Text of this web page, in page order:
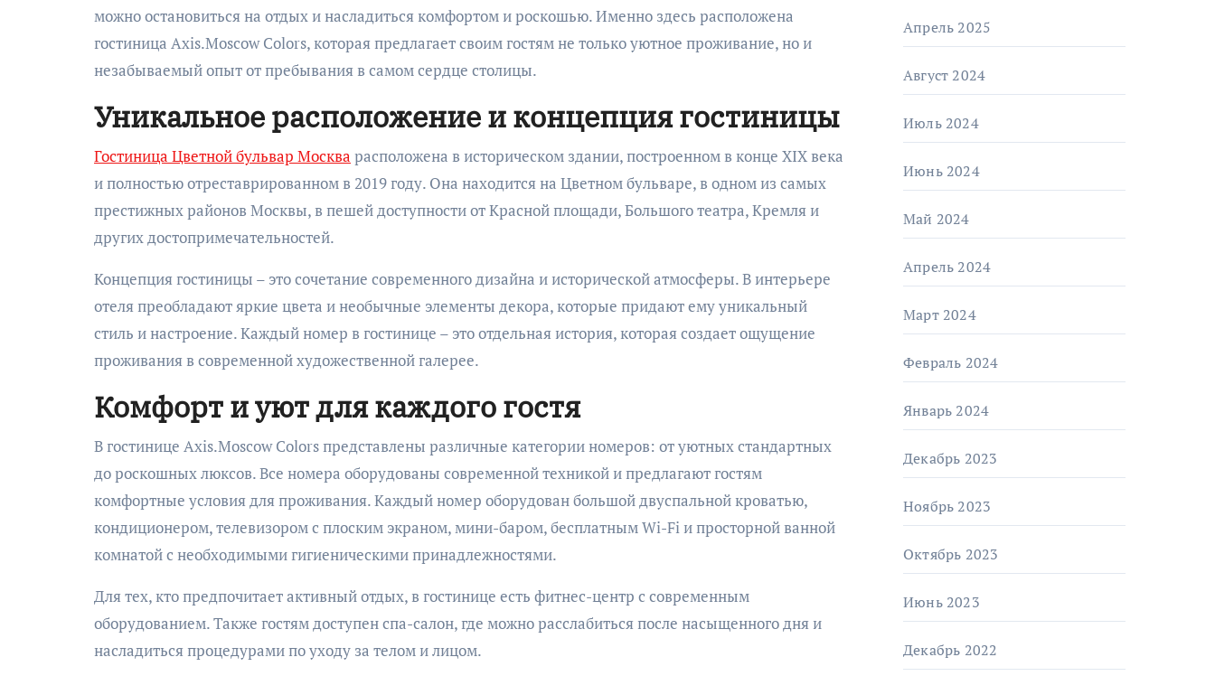
можно остановиться на отдых и насладиться комфортом и роскошью. Именно здесь расположена
гостиница Axis.Moscow Colors, которая предлагает своим гостям не только уютное проживание, но и
незабываемый опыт от пребывания в самом сердце столицы.
Уникальное расположение и концепция гостиницы
Гостиница Цветной бульвар Москва расположена в историческом здании, построенном в конце XIX века
и полностью отреставрированном в 2019 году. Она находится на Цветном бульваре, в одном из самых
престижных районов Москвы, в пешей доступности от Красной площади, Большого театра, Кремля и
других достопримечательностей.
Концепция гостиницы – это сочетание современного дизайна и исторической атмосферы. В интерьере
отеля преобладают яркие цвета и необычные элементы декора, которые придают ему уникальный
стиль и настроение. Каждый номер в гостинице – это отдельная история, которая создает ощущение
проживания в современной художественной галерее.
Комфорт и уют для каждого гостя
В гостинице Axis.Moscow Colors представлены различные категории номеров: от уютных стандартных
до роскошных люксов. Все номера оборудованы современной техникой и предлагают гостям
комфортные условия для проживания. Каждый номер оборудован большой двуспальной кроватью,
кондиционером, телевизором с плоским экраном, мини-баром, бесплатным Wi-Fi и просторной ванной
комнатой с необходимыми гигиеническими принадлежностями.
Для тех, кто предпочитает активный отдых, в гостинице есть фитнес-центр с современным
оборудованием. Также гостям доступен спа-салон, где можно расслабиться после насыщенного дня и
насладиться процедурами по уходу за телом и лицом.
Апрель 2025
Август 2024
Июль 2024
Июнь 2024
Май 2024
Апрель 2024
Март 2024
Февраль 2024
Январь 2024
Декабрь 2023
Ноябрь 2023
Октябрь 2023
Июнь 2023
Декабрь 2022